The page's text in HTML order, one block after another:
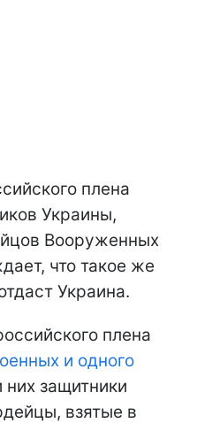
плена
Украины,
Вооруженных
что такое же
Украина.
плена
и одного
защитники
взятые в